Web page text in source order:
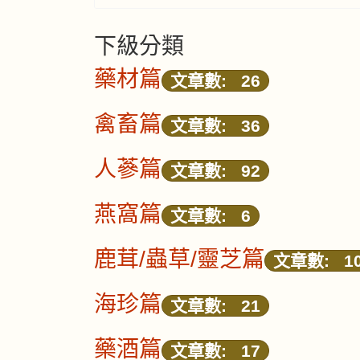
下級分類
藥材篇 文章數: 26
禽畜篇 文章數: 36
人蔘篇 文章數: 92
燕窩篇 文章數: 6
鹿茸/蟲草/靈芝篇 文章數:
海珍篇 文章數: 21
藥酒篇 文章數: 17